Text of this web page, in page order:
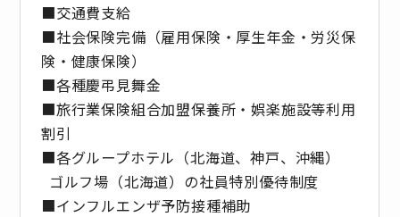
■交通費支給
■社会保険完備（雇用保険・厚生年金・労災保
険・健康保険）
■各種慶弔見舞金
■旅行業保険組合加盟保養所・娯楽施設等利用
割引
■各グループホテル（北海道、神戸、沖縄）
ゴルフ場（北海道）の社員特別優待制度
■インフルエンザ予防接種補助